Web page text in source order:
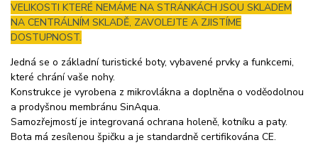
VELIKOSTI KTERÉ NEMÁME NA STRÁNKÁCH JSOU SKLADEM
NA CENTRÁLNÍM SKLADĚ, ZAVOLEJTE A ZJISTÍME
DOSTUPNOST.
Jedná se o základní turistické boty, vybavené prvky a funkcemi,
které chrání vaše nohy.
Konstrukce je vyrobena z mikrovlákna a doplněna o voděodolnou
a prodyšnou membránu SinAqua.
Samozřejmostí je integrovaná ochrana holeně, kotníku a paty.
Bota má zesílenou špičku a je standardně certifikována CE.